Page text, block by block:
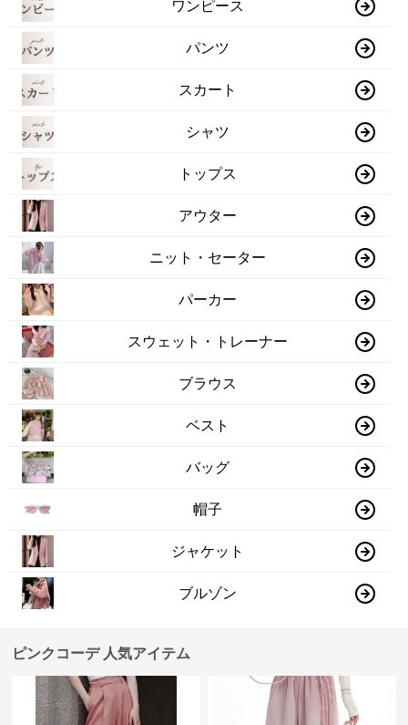
ワンピース
パンツ
スカート
シャツ
トップス
アウター
ニット・セーター
パーカー
スウェット・トレーナー
ブラウス
ベスト
バッグ
帽子
ジャケット
ブルゾン
ピンクコーデ 人気アイテム